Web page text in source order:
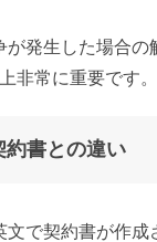
が発生した場合
非常に重要です。
約書との違い
で契約書が作